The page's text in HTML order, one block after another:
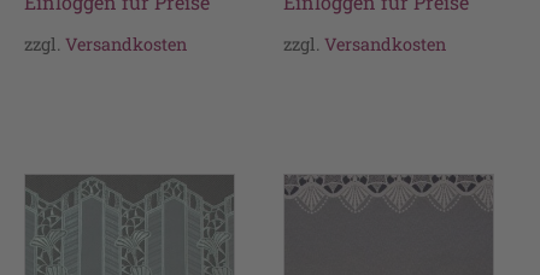
zzgl. Versandkosten zzgl.Versandkosten